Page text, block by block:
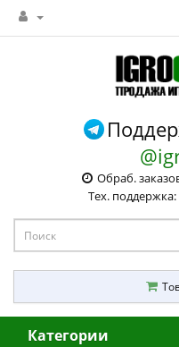
Обраб.
Тех. поддержка:
Категории